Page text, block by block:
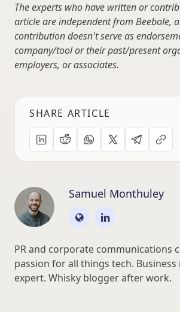
The experts who have written or
article are independent from Beebole,
contribution doesn't serve as
company/tool or their past/present
employers, or associates.
SHARE ARTICLE
Samuel Monthuley
PR and corporate communications
passion for all things tech.
expert. Whisky blogger after work.